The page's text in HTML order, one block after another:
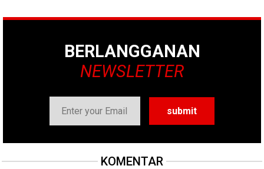
BERLANGGANAN
NEWSLETTER
KOMENTAR